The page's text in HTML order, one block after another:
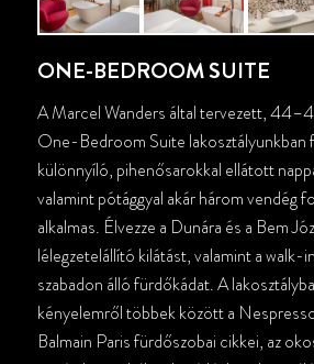
ONE-BEDROOM SUITE
A Marcel Wanders által tervezett,
One-Bedroom Suite lakosztályunkban
különnyíló, pihenősarokkal ellátott
valamint pótággyal akár három vendég
alkalmas. Élvezze a Dunára és a Bem
lélegzetelállító kilátást, valamint a walk-
szabadon álló fürdőkádat. A
kényelemről többek között a
Balmain Paris fürdőszobai cikkei, az